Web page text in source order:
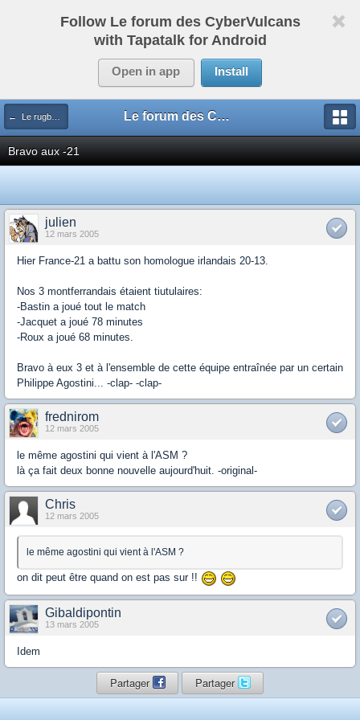
Follow Le forum des CyberVulcans
with Tapatalk for Android
Open in app Install
← Le rugby international Le forum des CyberVulcans
Bravo aux -21
julien
12 mars 2005
Hier France-21 a battu son homologue irlandais 20-13.
Nos 3 montferrandais étaient tiutulaires:
-Bastin a joué tout le match
-Jacquet a joué 78 minutes
-Roux a joué 68 minutes.
Bravo à eux 3 et à l'ensemble de cette équipe entraînée par un certain
Philippe Agostini... -clap- -clap-
frednirom
12 mars 2005
le même agostini qui vient à l'ASM ?
là ça fait deux bonne nouvelle aujourd'huit. -original-
Chris
12 mars 2005
le même agostini qui vient à l'ASM ?
on dit peut être quand on est pas sur !!
Gibaldipontin
13 mars 2005
Idem
Partager Partager